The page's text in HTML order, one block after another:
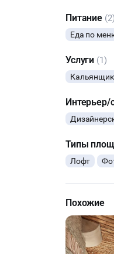
Питание (2)
Еда по
Услуги (1)
Кальянщик
Интерьер/
Типы
Лофт
Похожие